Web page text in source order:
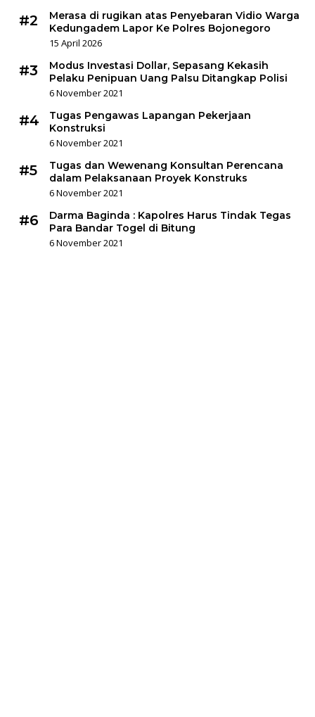
#2
Merasa di rugikan atas Penyebaran Vidio Warga
Kedungadem Lapor Ke Polres Bojonegoro
15 April 2026
#3
Modus Investasi Dollar, Sepasang Kekasih
Pelaku Penipuan Uang Palsu Ditangkap Polisi
6 November 2021
#4
Tugas Pengawas Lapangan Pekerjaan
Konstruksi
6 November 2021
#5
Tugas dan Wewenang Konsultan Perencana
dalam Pelaksanaan Proyek Konstruks
6 November 2021
#6
Darma Baginda : Kapolres Harus Tindak Tegas
Para Bandar Togel di Bitung
6 November 2021